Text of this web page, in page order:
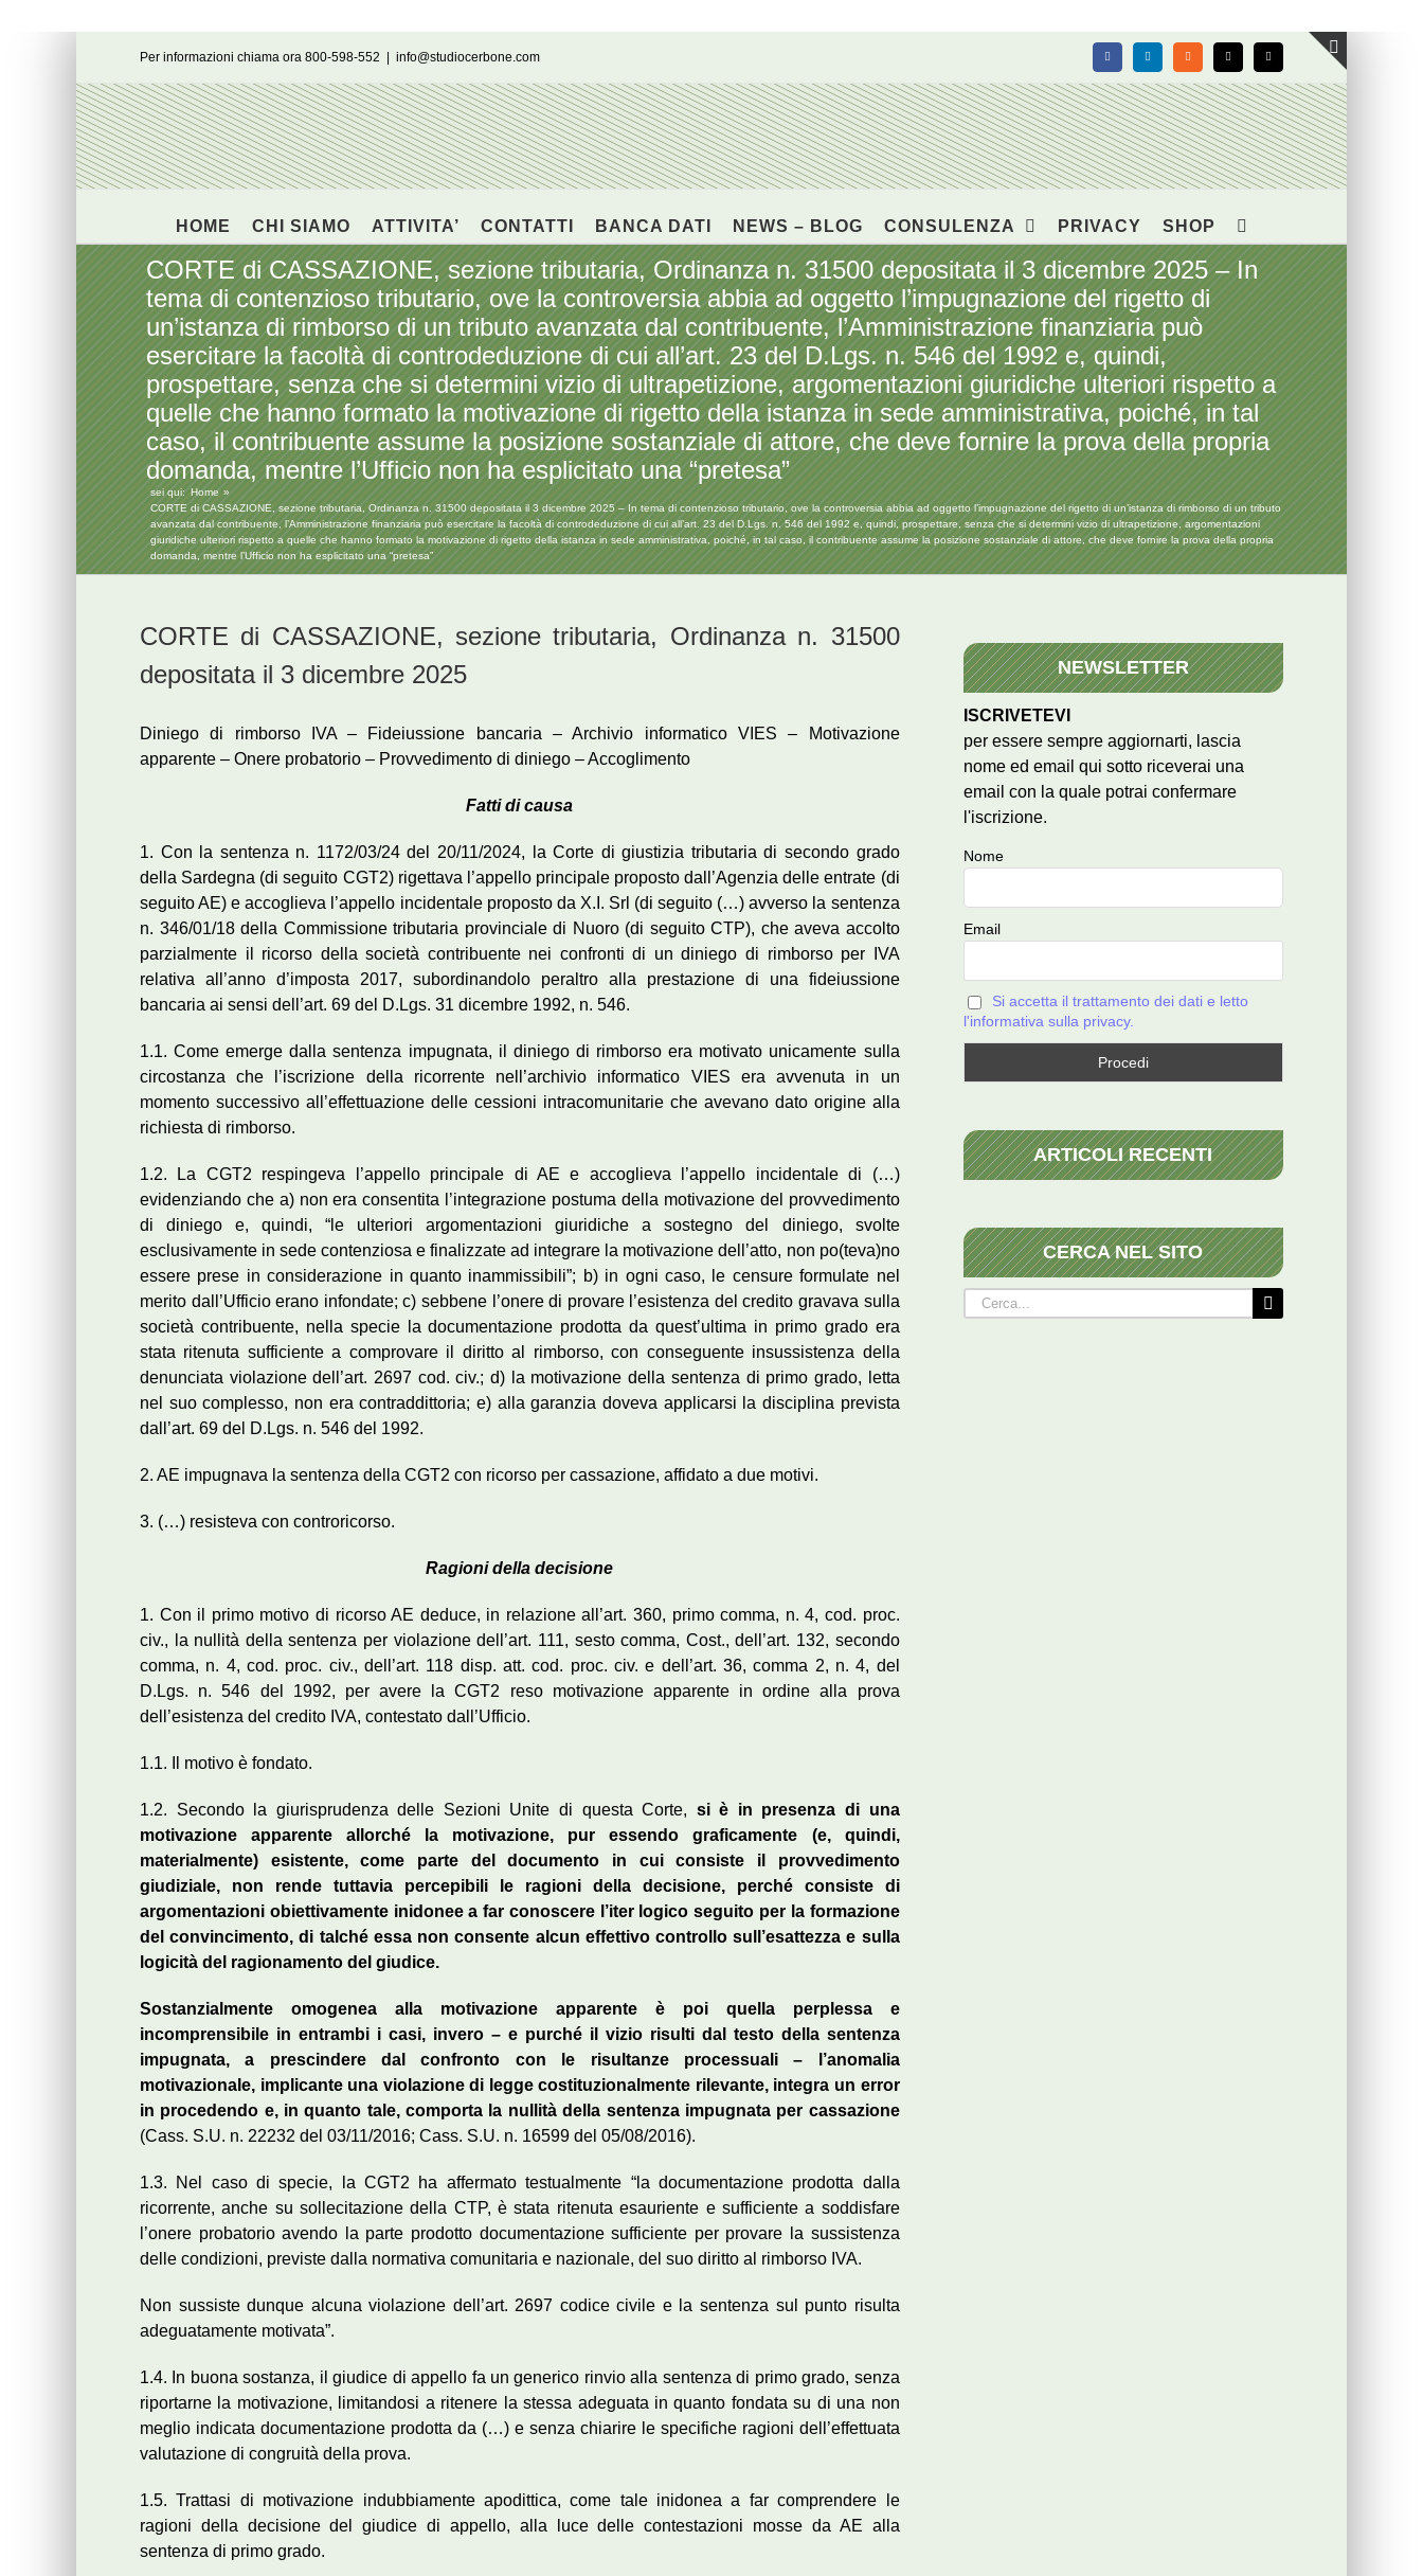
Per informazioni chiama ora 800-598-552 info@studiocerbone.com FacebookLinkedIn Rss X Email
HOME CHI SIAMO ATTIVITA’ CONTATTI BANCA DATI NEWS – BLOG CONSULENZA PRIVACY SHOP
CORTE di CASSAZIONE, sezione tributaria, Ordinanza n. 31500 depositata il 3 dicembre 2025 – In
tema di contenzioso tributario, ove la controversia abbia ad oggetto l’impugnazione del rigetto di
un’istanza di rimborso di un tributo avanzata dal contribuente, l’Amministrazione finanziaria può
esercitare la facoltà di controdeduzione di cui all’art. 23 del D.Lgs. n. 546 del 1992 e, quindi,
prospettare, senza che si determini vizio di ultrapetizione, argomentazioni giuridiche ulteriori rispetto a
quelle che hanno formato la motivazione di rigetto della istanza in sede amministrativa, poiché, in tal
caso, il contribuente assume la posizione sostanziale di attore, che deve fornire la prova della propria
domanda, mentre l’Ufficio non ha esplicitato una “pretesa”
sei qui: Home
CORTE di CASSAZIONE, sezione tributaria, Ordinanza n. 31500 depositata il 3 dicembre 2025 – In tema di contenzioso tributario, ove la controversia abbia ad oggetto l’impugnazione del rigetto di un’istanza di rimborso di un tributo
avanzata dal contribuente, l’Amministrazione finanziaria può esercitare la facoltà di controdeduzione di cui all’art. 23 del D.Lgs. n. 546 del 1992 e, quindi, prospettare, senza che si determini vizio di ultrapetizione, argomentazioni
giuridiche ulteriori rispetto a quelle che hanno formato la motivazione di rigetto della istanza in sede amministrativa, poiché, in tal caso, il contribuente assume la posizione sostanziale di attore, che deve fornire la prova della propria
domanda, mentre l’Ufficio non ha esplicitato una “pretesa”
CORTE di CASSAZIONE, sezione tributaria, Ordinanza n. 31500
depositata il 3 dicembre 2025
Diniego di rimborso IVA – Fideiussione bancaria – Archivio informatico VIES – Motivazione
apparente – Onere probatorio – Provvedimento di diniego – Accoglimento
Fatti di causa
1. Con la sentenza n. 1172/03/24 del 20/11/2024, la Corte di giustizia tributaria di secondo grado
della Sardegna (di seguito CGT2) rigettava l’appello principale proposto dall’Agenzia delle entrate (di
seguito AE) e accoglieva l’appello incidentale proposto da X.I. Srl (di seguito (…) avverso la sentenza
n. 346/01/18 della Commissione tributaria provinciale di Nuoro (di seguito CTP), che aveva accolto
parzialmente il ricorso della società contribuente nei confronti di un diniego di rimborso per IVA
relativa all’anno d’imposta 2017, subordinandolo peraltro alla prestazione di una fideiussione
bancaria ai sensi dell’art. 69 del D.Lgs. 31 dicembre 1992, n. 546.
1.1. Come emerge dalla sentenza impugnata, il diniego di rimborso era motivato unicamente sulla
circostanza che l’iscrizione della ricorrente nell’archivio informatico VIES era avvenuta in un
momento successivo all’effettuazione delle cessioni intracomunitarie che avevano dato origine alla
richiesta di rimborso.
1.2. La CGT2 respingeva l’appello principale di AE e accoglieva l’appello incidentale di (…)
evidenziando che a) non era consentita l’integrazione postuma della motivazione del provvedimento
di diniego e, quindi, “le ulteriori argomentazioni giuridiche a sostegno del diniego, svolte
esclusivamente in sede contenziosa e finalizzate ad integrare la motivazione dell’atto, non po(teva)no
essere prese in considerazione in quanto inammissibili”; b) in ogni caso, le censure formulate nel
merito dall’Ufficio erano infondate; c) sebbene l’onere di provare l’esistenza del credito gravava sulla
società contribuente, nella specie la documentazione prodotta da quest’ultima in primo grado era
stata ritenuta sufficiente a comprovare il diritto al rimborso, con conseguente insussistenza della
denunciata violazione dell’art. 2697 cod. civ.; d) la motivazione della sentenza di primo grado, letta
nel suo complesso, non era contraddittoria; e) alla garanzia doveva applicarsi la disciplina prevista
dall’art. 69 del D.Lgs. n. 546 del 1992.
2. AE impugnava la sentenza della CGT2 con ricorso per cassazione, affidato a due motivi.
3. (…) resisteva con controricorso.
Ragioni della decisione
1. Con il primo motivo di ricorso AE deduce, in relazione all’art. 360, primo comma, n. 4, cod. proc.
civ., la nullità della sentenza per violazione dell’art. 111, sesto comma, Cost., dell’art. 132, secondo
comma, n. 4, cod. proc. civ., dell’art. 118 disp. att. cod. proc. civ. e dell’art. 36, comma 2, n. 4, del
D.Lgs. n. 546 del 1992, per avere la CGT2 reso motivazione apparente in ordine alla prova
dell’esistenza del credito IVA, contestato dall’Ufficio.
1.1. Il motivo è fondato.
1.2. Secondo la giurisprudenza delle Sezioni Unite di questa Corte, si è in presenza di una
motivazione apparente allorché la motivazione, pur essendo graficamente (e, quindi,
materialmente) esistente, come parte del documento in cui consiste il provvedimento
giudiziale, non rende tuttavia percepibili le ragioni della decisione, perché consiste di
argomentazioni obiettivamente inidonee a far conoscere l’iter logico seguito per la formazione
del convincimento, di talché essa non consente alcun effettivo controllo sull’esattezza e sulla
logicità del ragionamento del giudice.
Sostanzialmente omogenea alla motivazione apparente è poi quella perplessa e
incomprensibile in entrambi i casi, invero – e purché il vizio risulti dal testo della sentenza
impugnata, a prescindere dal confronto con le risultanze processuali – l’anomalia
motivazionale, implicante una violazione di legge costituzionalmente rilevante, integra un error
in procedendo e, in quanto tale, comporta la nullità della sentenza impugnata per cassazione
(Cass. S.U. n. 22232 del 03/11/2016; Cass. S.U. n. 16599 del 05/08/2016).
1.3. Nel caso di specie, la CGT2 ha affermato testualmente “la documentazione prodotta dalla
ricorrente, anche su sollecitazione della CTP, è stata ritenuta esauriente e sufficiente a soddisfare
l’onere probatorio avendo la parte prodotto documentazione sufficiente per provare la sussistenza
delle condizioni, previste dalla normativa comunitaria e nazionale, del suo diritto al rimborso IVA.
Non sussiste dunque alcuna violazione dell’art. 2697 codice civile e la sentenza sul punto risulta
adeguatamente motivata”.
1.4. In buona sostanza, il giudice di appello fa un generico rinvio alla sentenza di primo grado, senza
riportarne la motivazione, limitandosi a ritenere la stessa adeguata in quanto fondata su di una non
meglio indicata documentazione prodotta da (…) e senza chiarire le specifiche ragioni dell’effettuata
valutazione di congruità della prova.
1.5. Trattasi di motivazione indubbiamente apodittica, come tale inidonea a far comprendere le
ragioni della decisione del giudice di appello, alla luce delle contestazioni mosse da AE alla
sentenza di primo grado.
NEWSLETTER
ISCRIVETEVI
per essere sempre aggiornarti, lascia
nome ed email qui sotto riceverai una
email con la quale potrai confermare
l'iscrizione.
Nome
Email
Si accetta il trattamento dei dati e letto
l'informativa sulla privacy.
ARTICOLI RECENTI
CERCA NEL SITO
Cerca
per:
Toggle
area
barra
scorrevole